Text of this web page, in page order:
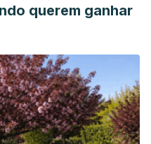
querem ganhar